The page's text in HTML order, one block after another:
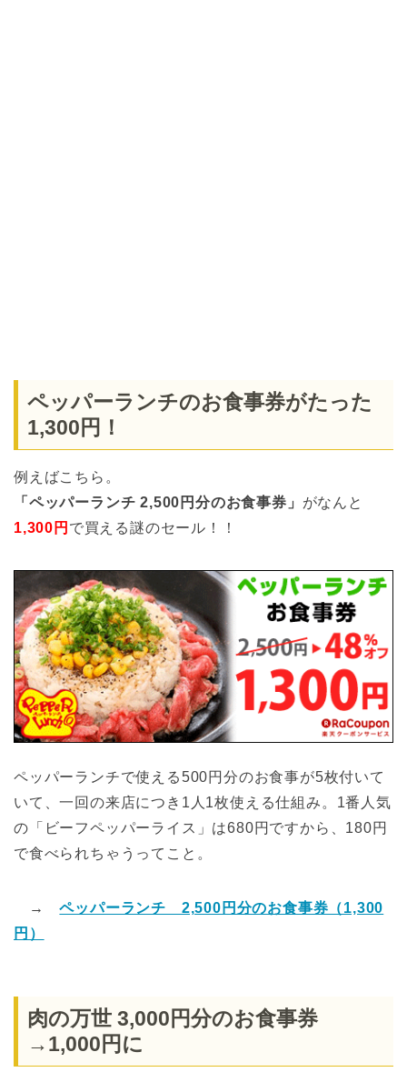
ペッパーランチのお食事券がたった
1,300円！
例えばこちら。
「ペッパーランチ 2,500円分のお食事券」 がなんと
1,300円 で買える謎のセール！！
ペッパーランチで使える500円分のお食事が5枚付いて
いて、一回の来店につき1人1枚使える仕組み。1番人気
の「ビーフペッパーライス」は680円ですから、180円
で食べられちゃうってこと。
→ペッパーランチ 2,500円分のお食事券（1,300
円）
肉の万世 3,000円分のお食事券
→1,000円に